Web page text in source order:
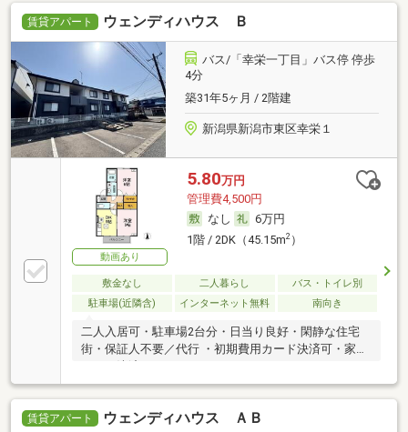
賃貸アパート ウェンディハウス Ｂ
バス/「幸栄一丁目」バス停 停歩
4分
築31年5ヶ月 / 2階建
新潟県新潟市東区幸栄１
動画あり
5.80万円
管理費4,500円
なし
6万円
1階 / 2DK（45.15m2）
敷金なし 二人暮らし
バス・トイレ別
駐車場(近隣含)
インターネット無料 南向き
二人入居可・駐車場2台分・日当り良好・閑静な住宅
街・保証人不要／代行 ・初期費用カード決済可・家賃
賃貸アパート ウェンディハウス ＡＢ